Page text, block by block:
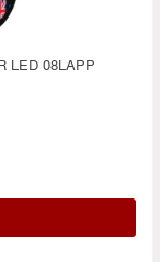
LED 08LAPP